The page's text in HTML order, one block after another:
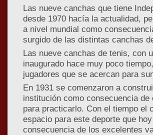
Las nueve canchas que tiene
desde 1970 hacía la actualidad,
a nivel mundial como
surgido de las distintas canchas
Las nueve canchas de tenis, con
inaugurado hace muy poco
jugadores que se acercan para
En 1931 se comenzaron a
institución como consecuencia
para practicarlo. Con el tiempo el
espacio para este deporte que
consecuencia de los excelentes